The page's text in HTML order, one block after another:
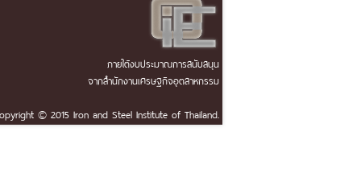
ภายใต้งบประมาณการสนับสนุน
จากสำนักงานเศรษฐกิจอุตสาหกรรม
© 2015 Iron and Steel Institute of Thailand.